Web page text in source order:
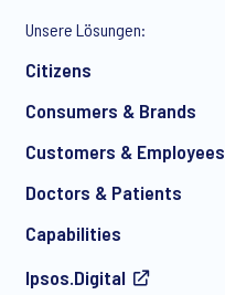
Unsere Lösungen:
Citizens
Consumers & Brands
Customers & Employees
Doctors & Patients
Capabilities
Ipsos.Digital